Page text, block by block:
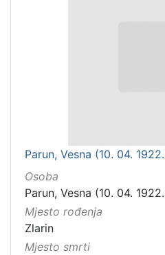
Parun, Vesna (10. 04.
Osoba
Parun, Vesna (10. 04.
Mjesto rođenja
Zlarin
Mjesto smrti